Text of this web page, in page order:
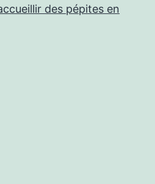
des pépites en